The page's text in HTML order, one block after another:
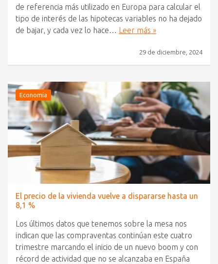
de referencia más utilizado en Europa para calcular el
tipo de interés de las hipotecas variables no ha dejado
de bajar, y cada vez lo hace… Leer más »
29 de diciembre, 2024
Economía
El precio de la vivienda vuelve a dispararse hasta un
8,1 %
Los últimos datos que tenemos sobre la mesa nos
indican que las compraventas continúan este cuatro
trimestre marcando el inicio de un nuevo boom y con
récord de actividad que no se alcanzaba en España